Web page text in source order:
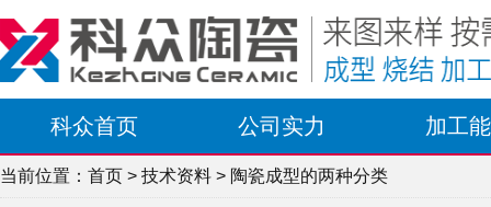
科众首页 公司实力 加工
当前位置： 首页 > 技术资料 > 陶瓷成型的两种分类